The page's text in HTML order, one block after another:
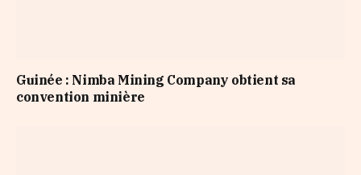
Guinée : Nimba Mining Company obtient sa
convention minière